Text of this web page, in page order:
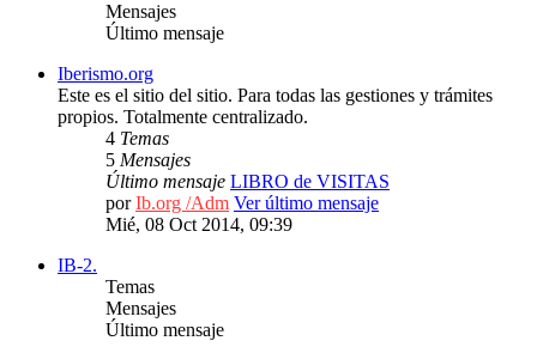
Mensajes
Último mensaje
Iberismo.org
Este es el sitio del sitio. Para todas las gestiones y trámites
propios. Totalmente centralizado.
4 Temas
5 Mensajes
Último mensaje LIBRO de VISITAS
porIb.org /Adm Ver último mensaje
Mié, 08 Oct 2014, 09:39
IB-2.
Temas
Mensajes
Último mensaje